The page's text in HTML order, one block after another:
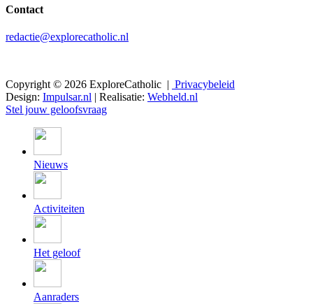
Contact
redactie@explorecatholic.nl
Copyright © 2026 ExploreCatholic | Privacybeleid
Design: Impulsar.nl | Realisatie: Webheld.nl
Stel jouw geloofsvraag
Nieuws
Activiteiten
Het geloof
Aanraders